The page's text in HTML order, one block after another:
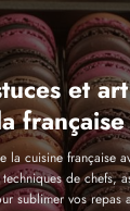
et
française
la cuisine française
de chefs,
sublimer vos repas